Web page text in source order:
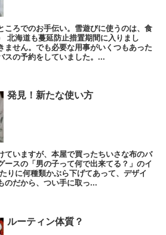
ころでのお手伝い。雪遊びに使うのは、食
北海道も蔓延防止措置期間に入りまし
ません。でも必要な用事がいくつもあった
スの予約をしていました。...
発見！新たな使い方
ていますが、本屋で買ったちいさな布のバ
ースの「男の子って何で出来てる？」のイ
りに何種類かぶら下げてあって、デザイ
のだから、つい手に取っ...
ルーティン体質？